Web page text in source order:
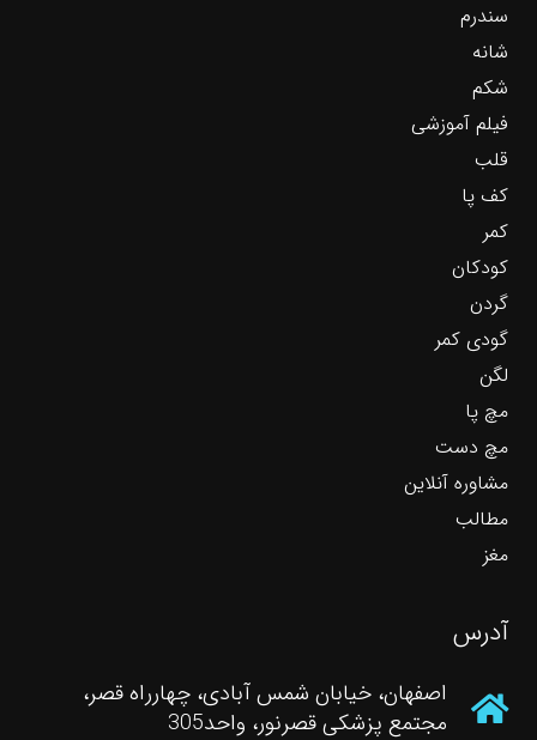
سندرم
شانه
شکم
فیلم آموزشی
قلب
کف پا
کمر
کودکان
گردن
گودی کمر
لگن
مچ پا
مچ دست
مشاوره آنلاین
مطالب
مغز
آدرس
اصفهان، خیابان شمس آبادی، چهارراه قصر،
مجتمع پزشکی قصرنور، واحد305